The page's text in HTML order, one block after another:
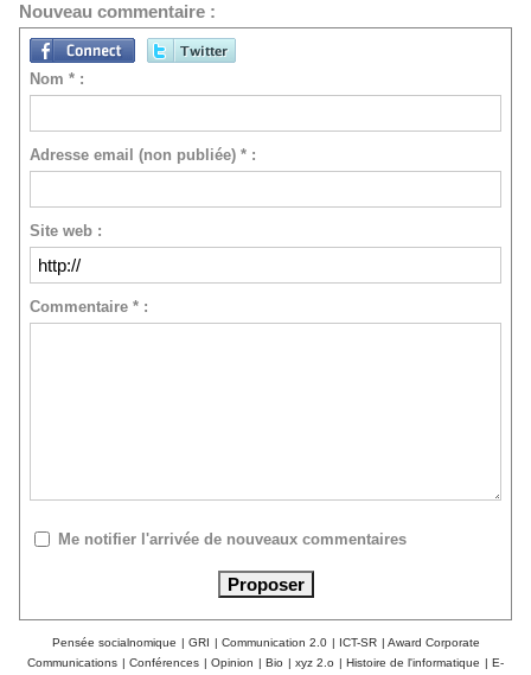
Nouveau commentaire :
Nom * :
Adresse email (non publiée) * :
Site web :
Commentaire * :
Me notifier l'arrivée de nouveaux commentaires
Pensée socialnomique | GRI | Communication 2.0 | ICT-SR | Award Corporate
Communications | Conférences | Opinion | Bio | xyz 2.o | Histoire de l'informatique | E-